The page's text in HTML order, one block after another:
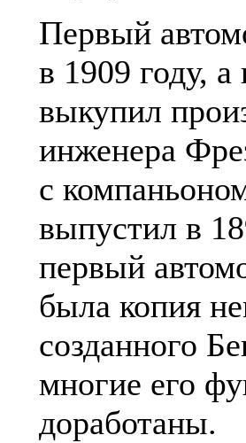
Первый
в 1909 году, а
выкупил
инженера
с
выпустил в
первый
была копия
созданного
многие его
доработаны.